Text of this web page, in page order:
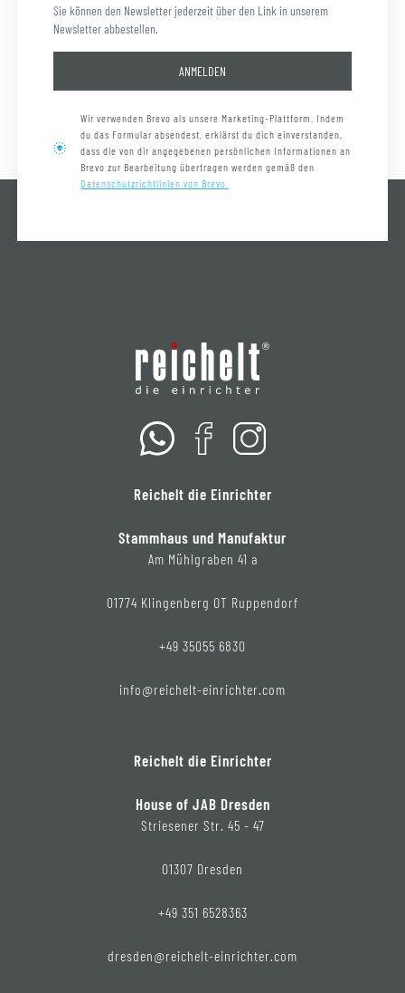
Sie können den Newsletter jederzeit über den Link in unserem
Newsletter abbestellen.
ANMELDEN
Wir verwenden Brevo als unsere Marketing-Plattform. Indem
du das Formular absendest, erklärst du dich einverstanden,
dass die von dir angegebenen persönlichen Informationen an
Brevo zur Bearbeitung übertragen werden gemäß den
Datenschutzrichtlinien von Brevo.
Reichelt die Einrichter
Stammhaus und Manufaktur
Am Mühlgraben 41 a
01774 Klingenberg OT Ruppendorf
+49 35055 6830
info@reichelt-einrichter.com
Reichelt die Einrichter
House of JAB Dresden
Striesener Str. 45 - 47
01307 Dresden
+49 351 6528363
dresden@reichelt-einrichter.com